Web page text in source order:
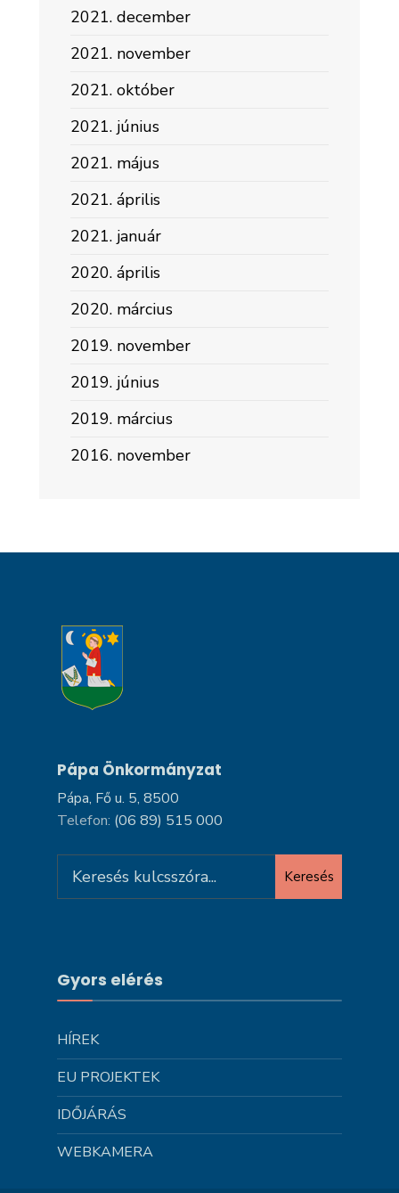
2021. december
2021. november
2021. október
2021. június
2021. május
2021. április
2021. január
2020. április
2020. március
2019. november
2019. június
2019. március
2016. november
Pápa Önkormányzat
Pápa, Fő u. 5, 8500
Telefon: (06 89) 515 000
for:
Keresés
Gyors elérés
HÍREK
EU PROJEKTEK
IDŐJÁRÁS
WEBKAMERA